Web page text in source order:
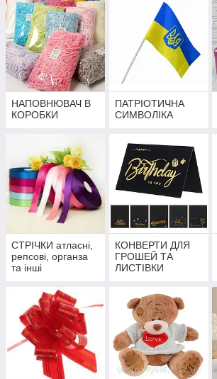
НАПОВНЮВАЧ В
КОРОБКИ
ПАТРІОТИЧНА
СИМВОЛІКА
СТРІЧКИ атласні,
репсові, органза
та інші
КОНВЕРТИ ДЛЯ
ГРОШЕЙ ТА
ЛИСТІВКИ